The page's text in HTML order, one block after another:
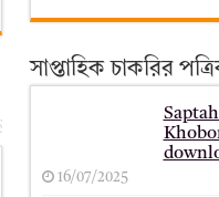
সাপ্তাহিক চাকরির
16/07/2025